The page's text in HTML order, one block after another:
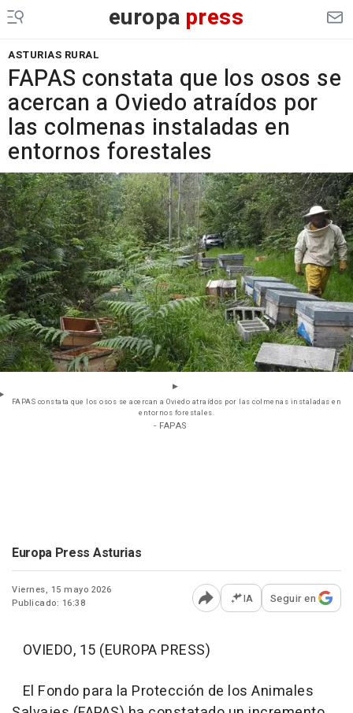
europa press
ASTURIAS RURAL
FAPAS constata que los osos se
acercan a Oviedo atraídos por
las colmenas instaladas en
entornos forestales
FAPAS constata que los osos se acercan a Oviedo atraídos por las colmenas instaladas en
entornos forestales.
- FAPAS
Europa Press Asturias
Viernes, 15 mayo 2026
Publicado: 16:38
Abrir opciones para
IA Seguir en
OVIEDO, 15 (EUROPA PRESS)
El Fondo para la Protección de los Animales